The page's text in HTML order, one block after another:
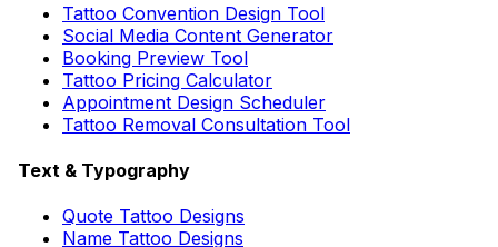
Tattoo Convention Design Tool
Social Media Content Generator
Booking Preview Tool
Tattoo Pricing Calculator
Appointment Design Scheduler
Tattoo Removal Consultation Tool
Text & Typography
Quote Tattoo Designs
Name Tattoo Designs